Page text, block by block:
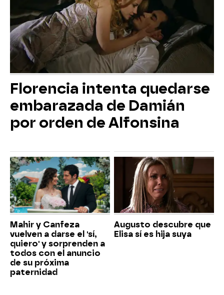
Florencia intenta quedarse
embarazada de Damián
por orden de Alfonsina
Mahir y Canfeza
vuelven a darse el 'sí,
quiero' y sorprenden a
todos con el anuncio
de su próxima
paternidad
Augusto descubre que
Elisa sí es hija suya